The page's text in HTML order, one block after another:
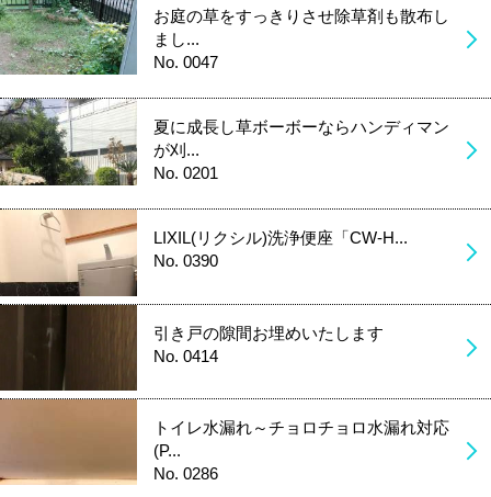
お庭の草をすっきりさせ除草剤も散布し
まし...
No. 0047
夏に成長し草ボーボーならハンディマン
が刈...
No. 0201
LIXIL(リクシル)洗浄便座「CW-H...
No. 0390
引き戸の隙間お埋めいたします
No. 0414
トイレ水漏れ～チョロチョロ水漏れ対応
(P...
No. 0286